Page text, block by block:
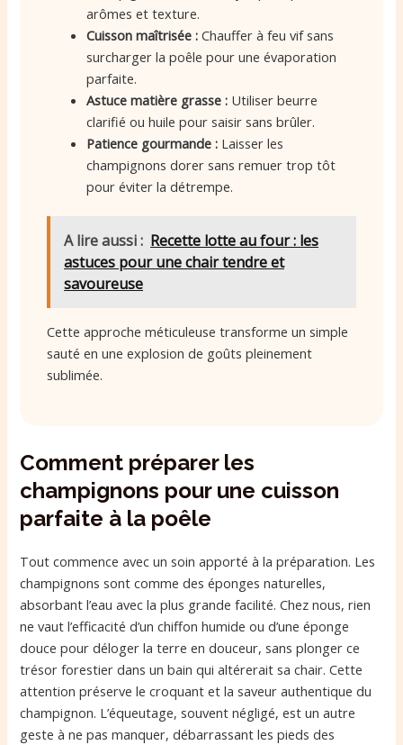
arômes et texture.
Cuisson maîtrisée : Chauffer à feu vif sans
surcharger la poêle pour une évaporation
parfaite.
Astuce matière grasse : Utiliser beurre
clarifié ou huile pour saisir sans brûler.
Patience gourmande : Laisser les
champignons dorer sans remuer trop tôt
pour éviter la détrempe.
A lire aussi : Recette lotte au four : les
astuces pour une chair tendre et
savoureuse
Cette approche méticuleuse transforme un simple
sauté en une explosion de goûts pleinement
sublimée.
Comment préparer les
champignons pour une cuisson
parfaite à la poêle
Tout commence avec un soin apporté à la préparation. Les
champignons sont comme des éponges naturelles,
absorbant l’eau avec la plus grande facilité. Chez nous, rien
ne vaut l’efficacité d’un chiffon humide ou d’une éponge
douce pour déloger la terre en douceur, sans plonger ce
trésor forestier dans un bain qui altérerait sa chair. Cette
attention préserve le croquant et la saveur authentique du
champignon. L’équeutage, souvent négligé, est un autre
geste à ne pas manquer, débarrassant les pieds des